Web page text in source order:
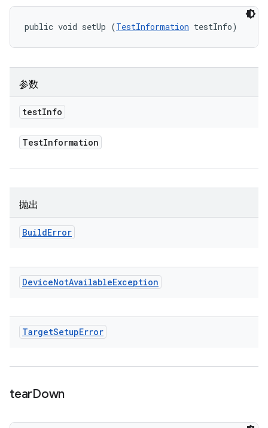
public void setUp (TestInformation testInfo)
参数
testInfo
TestInformation
抛出
BuildError
DeviceNotAvailableException
TargetSetupError
tearDown